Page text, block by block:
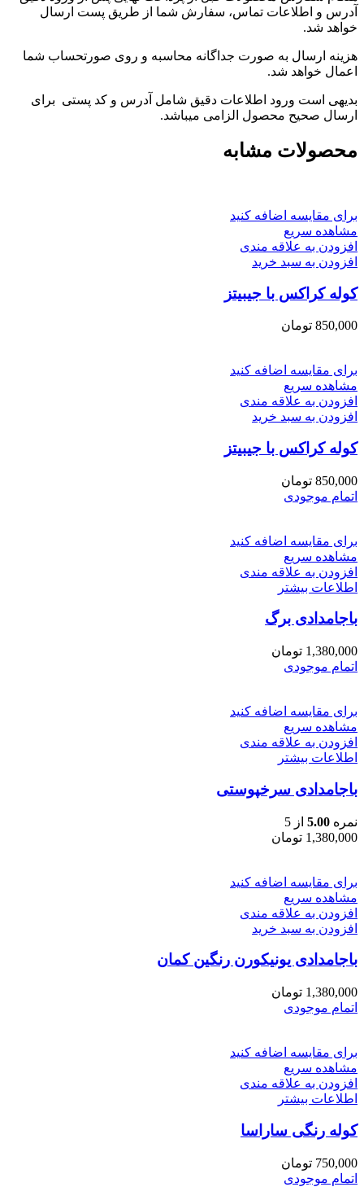
آدرس و اطلاعات تماس، سفارش شما از طریق پست ارسال
خواهد شد.
هزینه ارسال به صورت جداگانه محاسبه و روی صورتحساب شما
اعمال خواهد شد.
بدیهی است ورود اطلاعات دقیق شامل آدرس و کد پستی برای
ارسال صحیح محصول الزامی میباشد.
محصولات مشابه
برای مقایسه اضافه کنید
مشاهده سریع
افزودن به علاقه مندی
افزودن به سبد خرید
کوله کراکس با جیبیتز
850,000 تومان
برای مقایسه اضافه کنید
مشاهده سریع
افزودن به علاقه مندی
افزودن به سبد خرید
کوله کراکس با جیبیتز
850,000 تومان
اتمام موجودی
برای مقایسه اضافه کنید
مشاهده سریع
افزودن به علاقه مندی
اطلاعات بیشتر
باجامدادی برگ
1,380,000 تومان
اتمام موجودی
برای مقایسه اضافه کنید
مشاهده سریع
افزودن به علاقه مندی
اطلاعات بیشتر
باجامدادی سرخپوستی
نمره 5.00 از 5
1,380,000 تومان
برای مقایسه اضافه کنید
مشاهده سریع
افزودن به علاقه مندی
افزودن به سبد خرید
باجامدادی یونیکورن رنگین کمان
1,380,000 تومان
اتمام موجودی
برای مقایسه اضافه کنید
مشاهده سریع
افزودن به علاقه مندی
اطلاعات بیشتر
کوله رنگی ساراسا
750,000 تومان
اتمام موجودی